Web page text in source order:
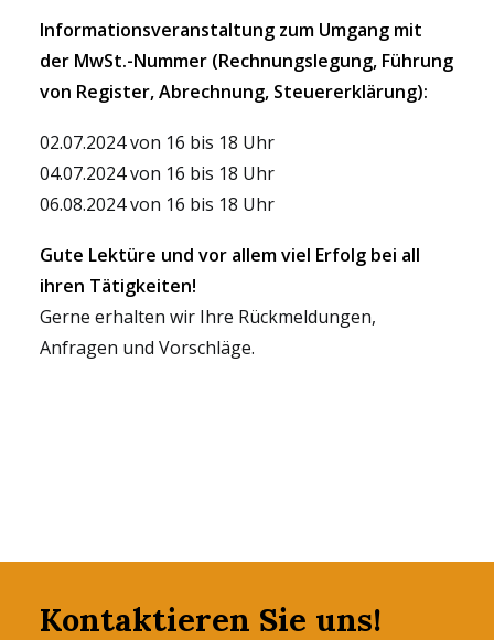
Informationsveranstaltung zum Umgang mit
der MwSt.-Num­mer (Rechnungslegung, Führung
von Register, Abrechnung, Steuererklärung):
02.07.2024 von 16 bis 18 Uhr
04.07.2024 von 16 bis 18 Uhr
06.08.2024 von 16 bis 18 Uhr
Gute Lektüre und vor allem viel Erfolg bei all
ihren Tätigkeiten!
Gerne erhalten wir Ihre Rückmeldungen,
Anfragen und Vorschläge.
Kontaktieren Sie uns!